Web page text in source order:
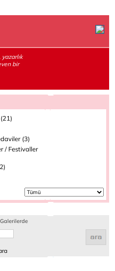
yazarlık
bir
(3)
/ Festivaller
Galerilerde